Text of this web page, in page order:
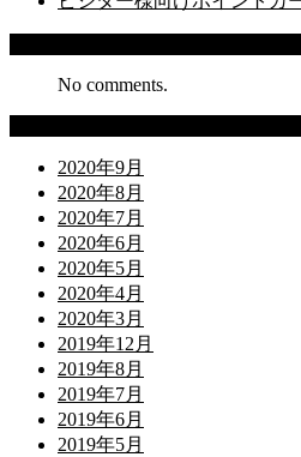
No comments.
2020年9月
2020年8月
2020年7月
2020年6月
2020年5月
2020年4月
2020年3月
2019年12月
2019年8月
2019年7月
2019年6月
2019年5月